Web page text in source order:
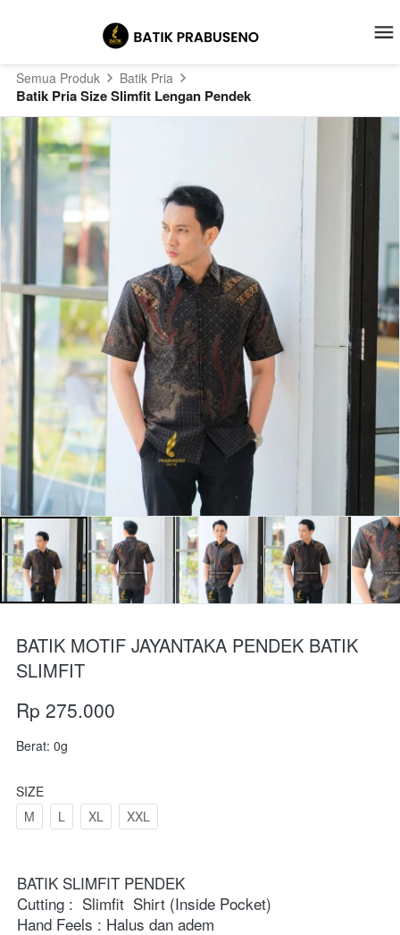
Semua Produk Batik Pria
Batik Pria Size Slimfit Lengan Pendek
BATIK MOTIF JAYANTAKA PENDEK BATIK
SLIMFIT
Rp 275.000
Berat: 0g
SIZE
M
L XL XXL
BATIK SLIMFIT PENDEK
Cutting : Slimfit  Shirt (Inside Pocket)
Hand Feels : Halus dan adem